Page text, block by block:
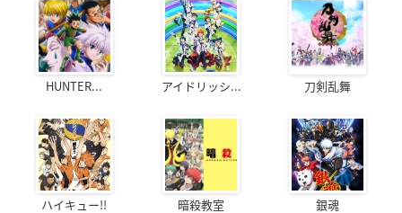
HUNTER... アイドリッシ... 刀剣乱舞
ハイキュー!! 暗殺教室 銀魂